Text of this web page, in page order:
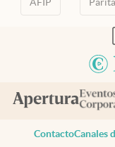
ContactoCanales